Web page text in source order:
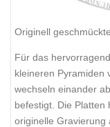
Originell
Für das
kleineren Pyramiden
wechseln einander
befestigt. Die Platten
originelle Gravierung